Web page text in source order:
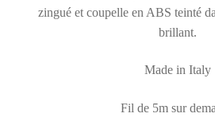
zingué et coupelle en ABS teinté
brillant.
Made in Italy
Fil de 5m sur